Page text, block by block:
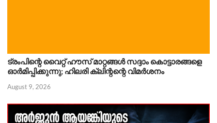
ട്രംപിന്റെ വൈറ്റ് ഹൗസ് മാറ്റങ്ങൾ സദ്ദാം കൊട്ടാരങ്ങളെ
ഓർമിപ്പിക്കുന്നു; ഹിലരി ക്ലിന്റന്റെ വിമർശനം
August 9, 2026